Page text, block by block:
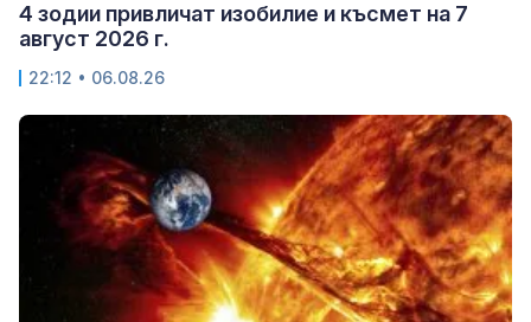
4 зодии привличат изобилие и късмет на 7
август 2026 г.
22:12 • 06.08.26